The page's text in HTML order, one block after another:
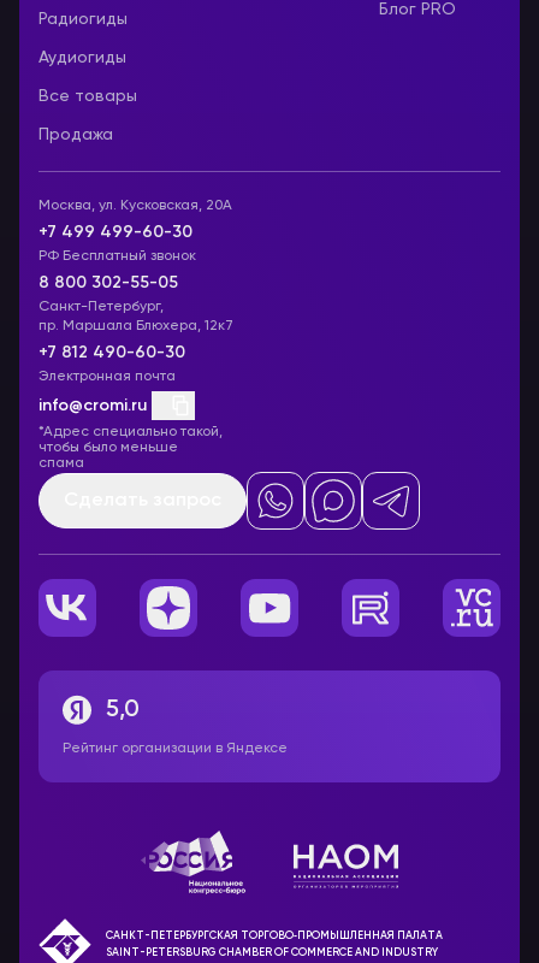
Радиогиды
Аудиогиды
Все товары
Продажа
Блог PRO
Москва, ул. Кусковская, 20А
+7 499 499-60-30
РФ Бесплатный звонок
8 800 302-55-05
Санкт-Петербург,
пр. Маршала Блюхера, 12к7
+7 812 490-60-30
Электронная почта
info@cromi.ru
*Адрес специально такой,
чтобы было меньше
спама
5,0
Рейтинг организации в Яндексе
САНКТ-ПЕТЕРБУРГСКАЯ ТОРГОВО‑ПРОМЫШЛЕННАЯ ПАЛАТА
SAINT-PETERSBURG CHAMBER OF COMMERCE AND INDUSTRY